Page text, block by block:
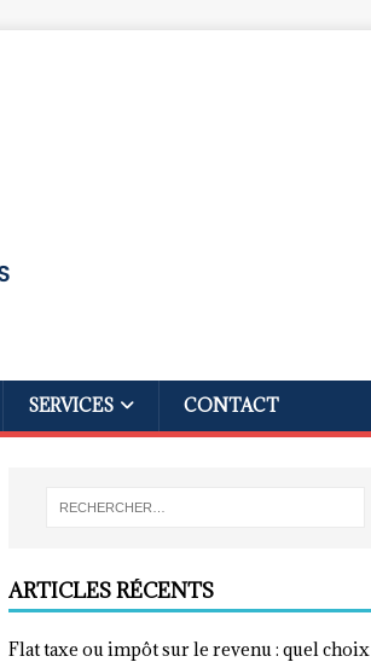
SERVICES CONTACT
ARTICLES RÉCENTS
Flat taxe ou impôt sur le revenu : quel choix